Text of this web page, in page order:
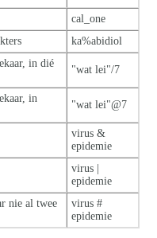
cal_one
ka%abidiol
in dié
"wat lei"/7
in
"wat lei"@7
virus &
epidemie
virus |
epidemie
nie al twee
virus #
epidemie